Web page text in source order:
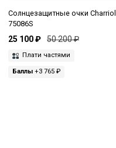
Солнцезащитные очки Charriol
75086S
25 100 ₽ 50 200 ₽
Плати частями
Баллы +3 765 ₽